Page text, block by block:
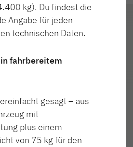
kg). Du findest die
Angabe für jeden
technischen Daten.
fahrbereitem
gesagt – aus
mit
plus einem
von 75 kg für den